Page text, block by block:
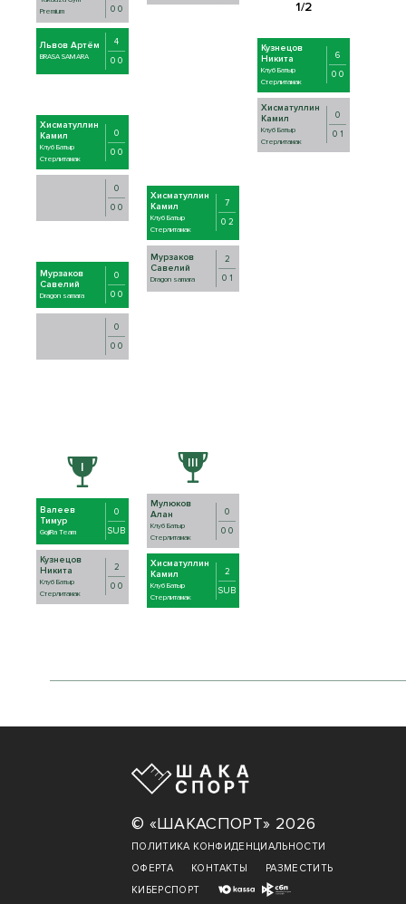
Premium
0 0
Львов Артём
BRASA SAMARA
4
0 0
Хисматуллин
Камил
Клуб Батыр
Стерлитамак
0
0 0
0
0 0
Мурзаков
Савелий
Dragon samara
0
0 0
0
0 0
Хисматуллин
Камил
Клуб Батыр
Стерлитамак
7
0 2
Мурзаков
Савелий
Dragon samara
2
0 1
Кузнецов
Никита
Клуб Батыр
Стерлитамак
6
0 0
Хисматуллин
Камил
Клуб Батыр
Стерлитамак
0
0 1
Валеев
Тимур
GojiRa Team
0
SUB
Кузнецов
Никита
Клуб Батыр
Стерлитамак
2
0 0
Мулюков
Алан
Клуб Батыр
Стерлитамак
0
0 0
Хисматуллин
Камил
Клуб Батыр
Стерлитамак
2
SUB
© «ШАКАСПОРТ» 2026
ПОЛИТИКА КОНФИДЕНЦИАЛЬНОСТИ
ОФЕРТА
КОНТАКТЫ
РАЗМЕСТИТЬ
КИБЕРСПОРТ